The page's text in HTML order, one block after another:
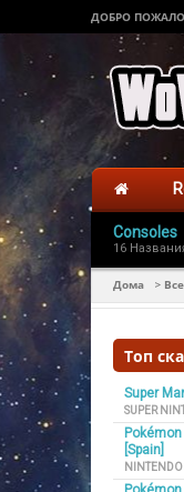
ДОБРО
Consoles
16
Дома >
Топ
Super
SUPER
[Spain]